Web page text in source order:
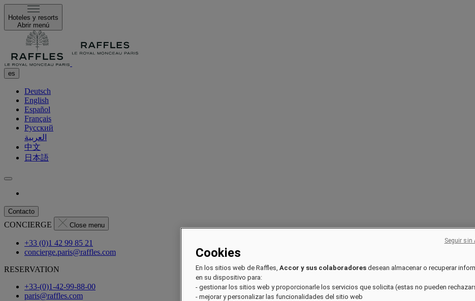
Hoteles y resorts
Abrir menú
es
Deutsch
English
Español
Français
Русский
العربية
中文
日本語
Contacto
CONCIERGE Close menu
+33 (0)1 42 99 85 21
concierge.paris@raffles.com
RESERVATION
+33-(0)1-42-99-88-00
paris@raffles.com
Cookies
En los sitios web de Raffles, Accor y sus colaboradores desean almacenar o recuperar
en su dispositivo para:
- gestionar los sitios web y proporcionarle los servicios que solicita (estas no pueden
- mejorar y personalizar las funcionalidades del sitio web
Seguir sin